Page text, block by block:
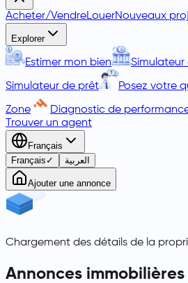
Acheter/VendreLouerNouveaux
Explorer
Estimer mon bien
Simulateur de prêt Posez votre
Zone
Diagnostic de
Trouver un agent
Français
Français ✓ العربية
Ajouter une annonce
Chargement des détails de la
Annonces immobilières